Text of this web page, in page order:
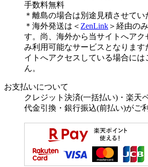
手数料無料
＊離島の場合は別途見積させてい
＊海外発送は＜ ZenLink ＞経由の
す。尚、海外から当サイトへアク
み利用可能なサービスとなります
イトへアクセスしている場合に
ん。
お支払いについて
クレジット決済(一括払い)・楽天
代金引換・銀行振込(前払い)がご